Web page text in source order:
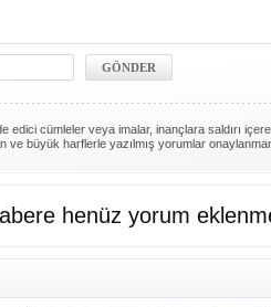
edici cümleler veya imalar, inançlara saldırı
ve büyük harflerle yazılmış yorumlar
henüz yorum